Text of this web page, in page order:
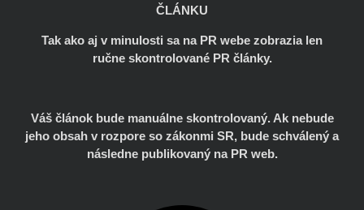
ČLÁNKU
Tak ako aj v minulosti sa na PR webe zobrazia len
ručne skontrolované PR články.
Váš článok bude manuálne skontrolovaný. Ak nebude
jeho obsah v rozpore so zákonmi SR, bude schválený a
následne publikovaný na PR web.